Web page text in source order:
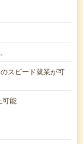
スピード就業が可
能